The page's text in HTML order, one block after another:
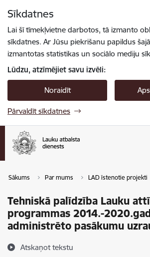
Sīkdatnes
Lai šī tīmekļvietne darbotos, tā izmanto
sīkdatnes. Ar Jūsu piekrišanu papildus
izmantotas statistikas un sociālo mediju
Lūdzu, atzīmējiet savu izvēli:
Noraidīt
Pārvaldīt sīkdatnes
Sākums Par mums LAD īstenotie projekti
Tehniskā palīdzība Lauku
programmas 2014.-
administrēto pasākumu
Atskaņot tekstu